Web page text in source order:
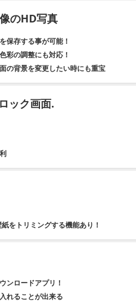
のHD写真
保存する事が可能！
彩の調整にも対応！
の背景を変更したい時にも重宝
ック画面.
をトリミングする機能あり！
ンロードアプリ！
れることが出来る